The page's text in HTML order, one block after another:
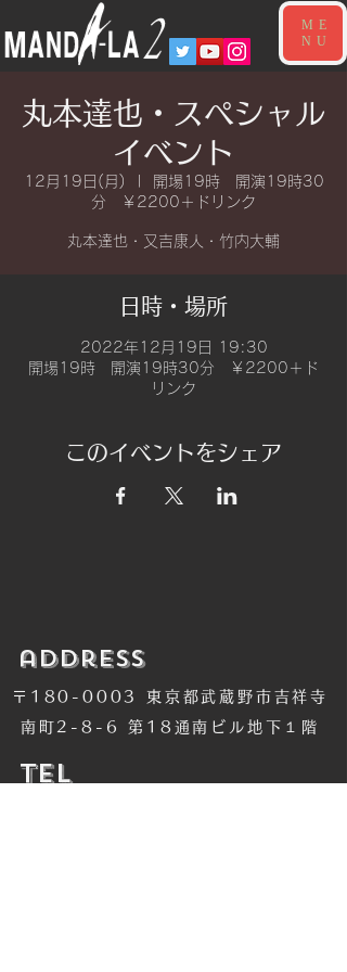
ME
NU
丸本達也・スペシャル
イベント
12月19日(月)
開場19時 開演19時30
分 ￥2200＋ドリンク
丸本達也・又吉康人・竹内大輔
日時・場所
2022年12月19日 19:30
開場19時 開演19時30分 ￥2200＋ド
リンク
このイベントをシェア
​address
〒180-0003 東京都武蔵野市吉祥寺
南町2-8-6 第18通南ビル地下１階
​TEL